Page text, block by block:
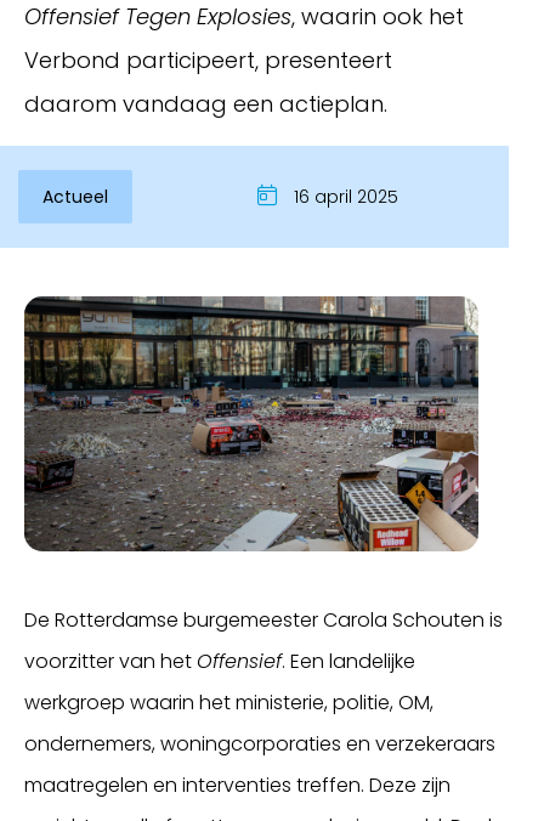
Inloggen
Offensief Tegen Explosies, waarin ook het
Verbond participeert, presenteert
daarom vandaag een actieplan.
Actueel 16 april 2025
De Rotterdamse burgemeester Carola Schouten is
voorzitter van het Offensief. Een landelijke
werkgroep waarin het ministerie, politie, OM,
ondernemers, woningcorporaties en verzekeraars
maatregelen en interventies treffen. Deze zijn